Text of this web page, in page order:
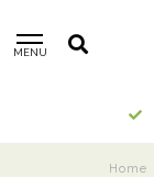
MENU
Home